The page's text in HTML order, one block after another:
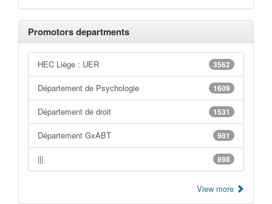
Promotors departments
3562
HEC Liège : UER
1609
Département de Psychologie
1531
Département de droit
981
Département GxABT
898
|||
View more